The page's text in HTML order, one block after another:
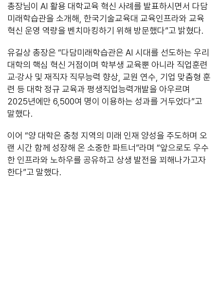
총장님이 AI 활용 대학교육 혁신 사례를 발표하시면서 다담
미래학습관을 소개해, 한국기술교육대 교육인프라와 교육
혁신 운영 역량을 벤치마킹하기 위해 방문했다”고 밝혔다.
유길상 총장은 “다담미래학습관은 AI 시대를 선도하는 우리
대학의 핵심 혁신 거점이며 학부생 교육뿐 아니라 직업훈련
교·강사 및 재직자 직무능력 향상, 교원 연수, 기업 맞춤형 훈
련 등 대학 정규 교육과 평생직업능력개발을 아우르며
2025년에만 6,500여 명이 이용하는 성과를 거두었다”고
말했다.
이어 “양 대학은 충청 지역의 미래 인재 양성을 주도하며 오
랜 시간 함께 성장해 온 소중한 파트너”라며 “앞으로도 우수
한 인프라와 노하우를 공유하고 상생 발전을 꾀해나가고자
한다”고 말했다.